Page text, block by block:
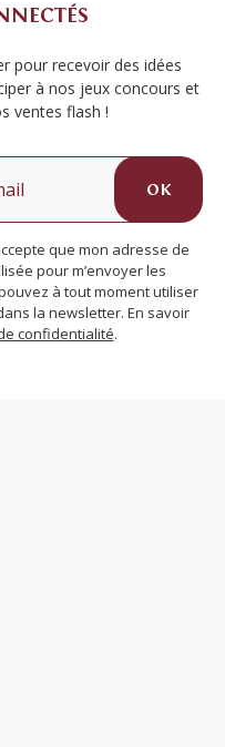
pour recevoir des idées
à nos jeux concours et
ventes flash !
OK
que mon adresse de
pour m’envoyer les
à tout moment utiliser
la newsletter. En savoir
confidentialité.